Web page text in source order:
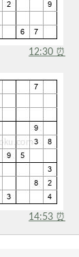
12:30 ⏰
14:53 ⏰